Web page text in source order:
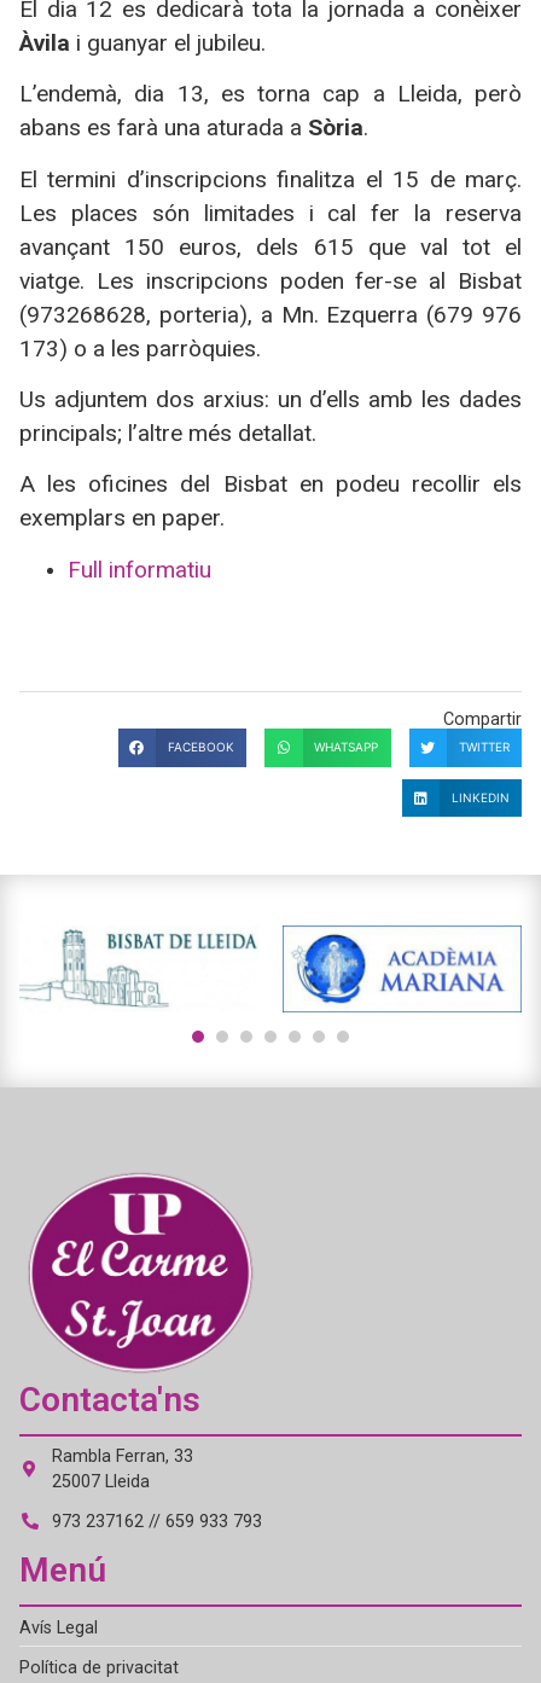
El dia 12 es dedicarà tota la jornada a conèixer
Àvila i guanyar el jubileu.
L’endemà, dia 13, es torna cap a Lleida, però
abans es farà una aturada a Sòria.
El termini d’inscripcions finalitza el 15 de març.
Les places són limitades i cal fer la reserva
avançant 150 euros, dels 615 que val tot el
viatge. Les inscripcions poden fer-se al Bisbat
(973268628, porteria), a Mn. Ezquerra (679 976
173) o a les parròquies.
Us adjuntem dos arxius: un d’ells amb les dades
principals; l’altre més detallat.
A les oficines del Bisbat en podeu recollir els
exemplars en paper.
Full informatiu
Compartir
FACEBOOK WHATSAPP TWITTER
LINKEDIN
Contacta'ns
Rambla Ferran, 33
25007 Lleida
973 237162 // 659 933 793
Menú
Avís Legal
Política de privacitat